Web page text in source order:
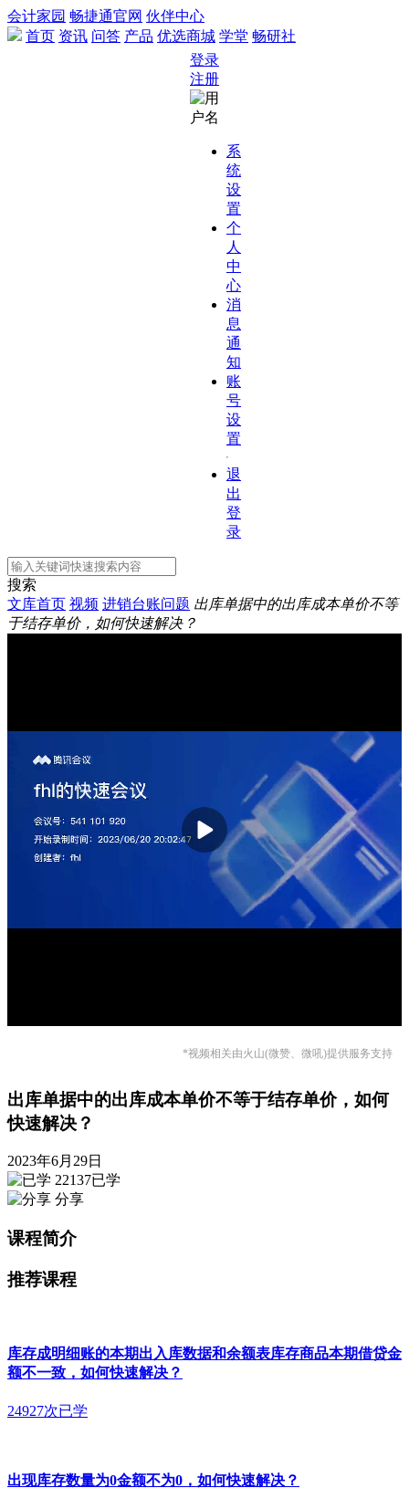
会计家园 畅捷通官网 伙伴中心
首页 资讯 问答 产品 优选商城 学堂 畅研社
登录
注册
系
统
设
置
个
人
中
心
消
息
通
知
账
号
设
置
退
出
登
录
搜索
文库首页 视频 进销台账问题 出库单据中的出库成本单价不等
于结存单价，如何快速解决？
*视频相关由火山(微赞、微吼)提供服务支持
出库单据中的出库成本单价不等于结存单价，如何
快速解决？
2023年6月29日
22137已学
分享
课程简介
推荐课程
库存成明细账的本期出入库数据和余额表库存商品本期借贷金
额不一致，如何快速解决？
24927次已学
出现库存数量为0金额不为0，如何快速解决？